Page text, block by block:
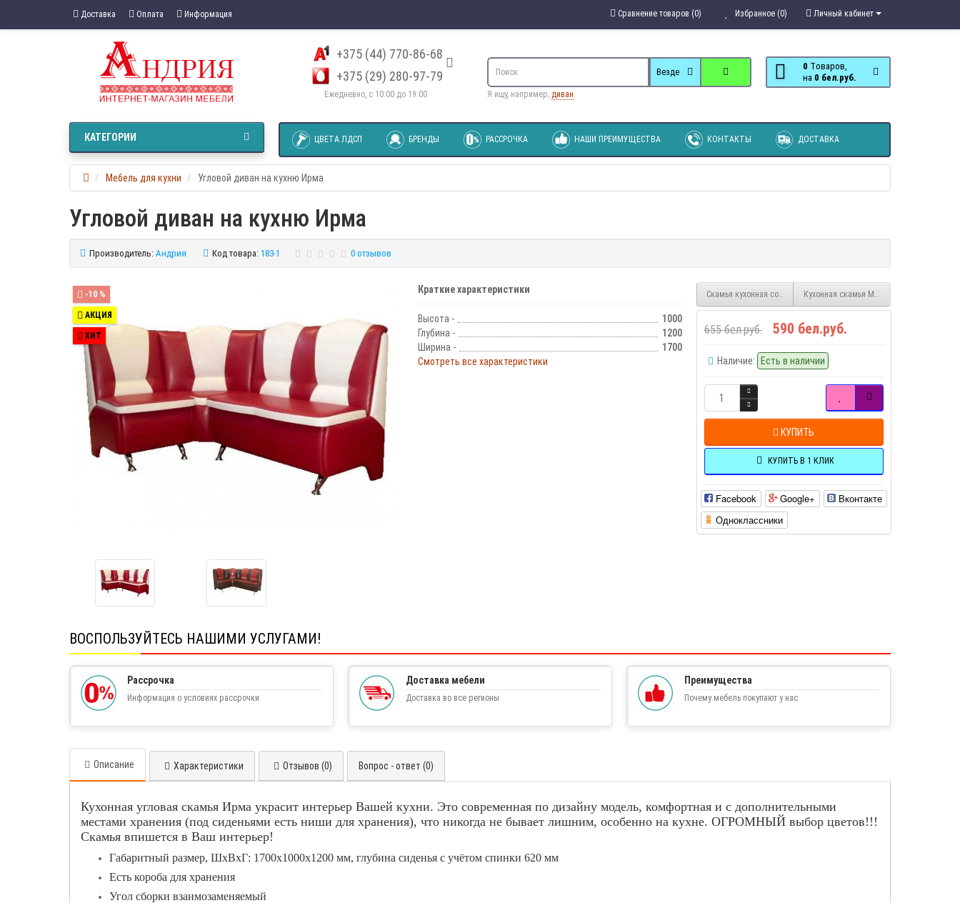
Доставка Оплата Информация Личный кабинет
Избранное (0)
Сравнение товаров (0)
+375 (44) 770-86-68
+375 (29) 280-97-79
Ежедневно, с 10:00 до 19:00
0 Tоваров,
на
0 бел.руб.
Везде
Я ищу, например, диван
ЦВЕТА ЛДСП БРЕНДЫ РАССРОЧКА НАШИ ПРЕИМУЩЕСТВА КОНТАКТЫ ДОСТАВКА
КАТЕГОРИИ
Мебель для кухни Угловой диван на кухню Ирма
Угловой диван на кухню Ирма
Производитель: Андрия Код товара: 183-1 0 отзывов
-10 %
АКЦИЯ
ХИТ
Краткие характеристики
Высота -
1000
Глубина -
1200
Ширина -
1700
Смотреть все характеристики
Скамья кухонная со спальным местом прямая Лама
Кухонная скамья Миранда
655 бел.руб. 590 бел.руб.
Наличие: Есть в наличии
КУПИТЬ
КУПИТЬ В 1 КЛИК
Facebook Google+
Вконтакте
Одноклассники
ВОСПОЛЬЗУЙТЕСЬ НАШИМИ УСЛУГАМИ!
Рассрочка
Информация о условиях рассрочки
Доставка мебели
Доставка во все регионы
Преимущества
Почему мебель покупают у нас
Описание Характеристики Отзывов (0) Вопрос - ответ (0)
Кухонная угловая скамья Ирма украсит интерьер Вашей кухни. Это современная по дизайну модель, комфортная и с дополнительными
местами хранения (под сиденьями есть ниши для хранения), что никогда не бывает лишним, особенно на кухне. ОГРОМНЫЙ выбор цветов!!!
Скамья впишется в Ваш интерьер!
Габаритный размер, ШхВхГ: 1700х1000х1200 мм, глубина сиденья с учётом спинки 620 мм
Есть короба для хранения
Угол сборки взаимозаменяемый